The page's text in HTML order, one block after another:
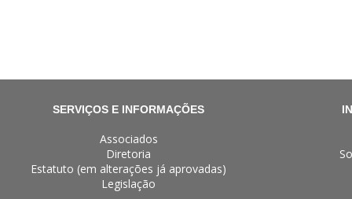
SERVIÇOS E INFORMAÇÕES
Associados
Diretoria
Estatuto (em alterações já aprovadas)
Legislação